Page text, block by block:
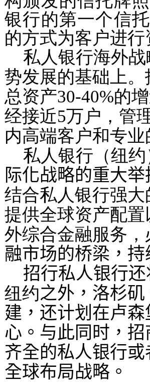
银行的第一个信
的方式为客户进
私人银行海外
势发展的基础上。
总资产30-40%的
经接近5万户，管
内高端客户和专
私人银行（纽
际化战略的重大举
结合私人银行强
提供全球资产配
外综合金融服务，
融市场的桥梁，
招行私人银行
纽约之外，洛杉
建，还计划在卢
心。与此同时，招
齐全的私人银行
全球布局战略。